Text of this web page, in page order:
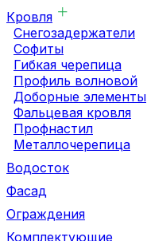
Кровля
Снегозадержатели
Софиты
Гибкая черепица
Профиль волновой
Доборные элементы
Фальцевая кровля
Профнастил
Металлочерепица
Водосток
Фасад
Ограждения
Комплектующие